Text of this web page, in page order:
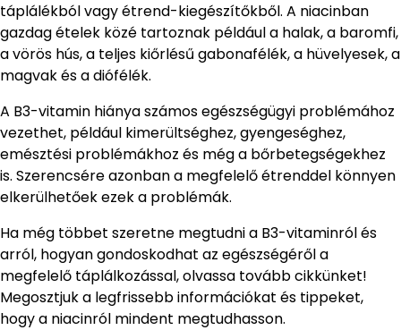
táplálékból vagy étrend-kiegészítőkből. A niacinban
gazdag ételek közé tartoznak például a halak, a baromfi,
a vörös hús, a teljes kiőrlésű gabonafélék, a hüvelyesek, a
magvak és a diófélék.
A B3-vitamin hiánya számos egészségügyi problémához
vezethet, például kimerültséghez, gyengeséghez,
emésztési problémákhoz és még a bőrbetegségekhez
is. Szerencsére azonban a megfelelő étrenddel könnyen
elkerülhetőek ezek a problémák.
Ha még többet szeretne megtudni a B3-vitaminról és
arról, hogyan gondoskodhat az egészségéről a
megfelelő táplálkozással, olvassa tovább cikkünket!
Megosztjuk a legfrissebb információkat és tippeket,
hogy a niacinról mindent megtudhasson.